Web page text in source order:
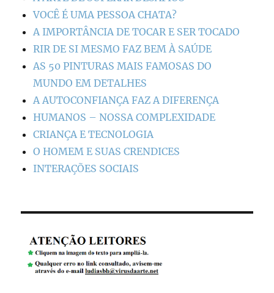
VOCÊ É UMA PESSOA CHATA?
A IMPORTÂNCIA DE TOCAR E SER TOCADO
RIR DE SI MESMO FAZ BEM À SAÚDE
AS 50 PINTURAS MAIS FAMOSAS DO
MUNDO EM DETALHES
A AUTOCONFIANÇA FAZ A DIFERENÇA
HUMANOS – NOSSA COMPLEXIDADE
CRIANÇA E TECNOLOGIA
O HOMEM E SUAS CRENDICES
INTERAÇÕES SOCIAIS